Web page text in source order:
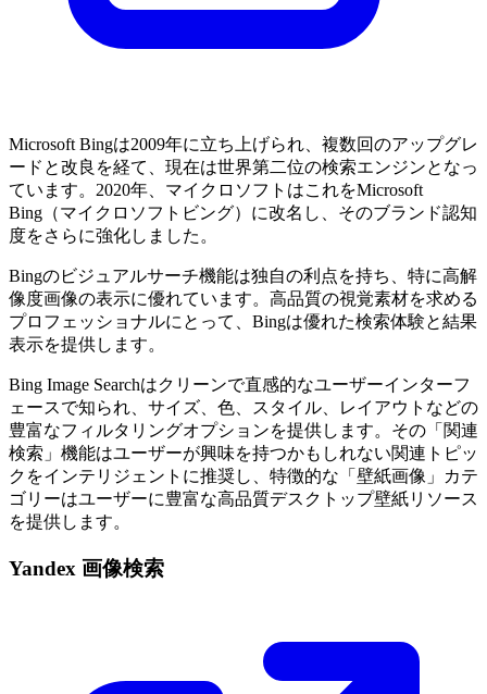
Microsoft Bingは2009年に立ち上げられ、複数回のアップグレ
ードと改良を経て、現在は世界第二位の検索エンジンとなっ
ています。2020年、マイクロソフトはこれをMicrosoft
Bing（マイクロソフトビング）に改名し、そのブランド認知
度をさらに強化しました。
Bingのビジュアルサーチ機能は独自の利点を持ち、特に高解
像度画像の表示に優れています。高品質の視覚素材を求める
プロフェッショナルにとって、Bingは優れた検索体験と結果
表示を提供します。
Bing Image Searchはクリーンで直感的なユーザーインターフ
ェースで知られ、サイズ、色、スタイル、レイアウトなどの
豊富なフィルタリングオプションを提供します。その「関連
検索」機能はユーザーが興味を持つかもしれない関連トピッ
クをインテリジェントに推奨し、特徴的な「壁紙画像」カテ
ゴリーはユーザーに豊富な高品質デスクトップ壁紙リソース
を提供します。
Yandex 画像検索